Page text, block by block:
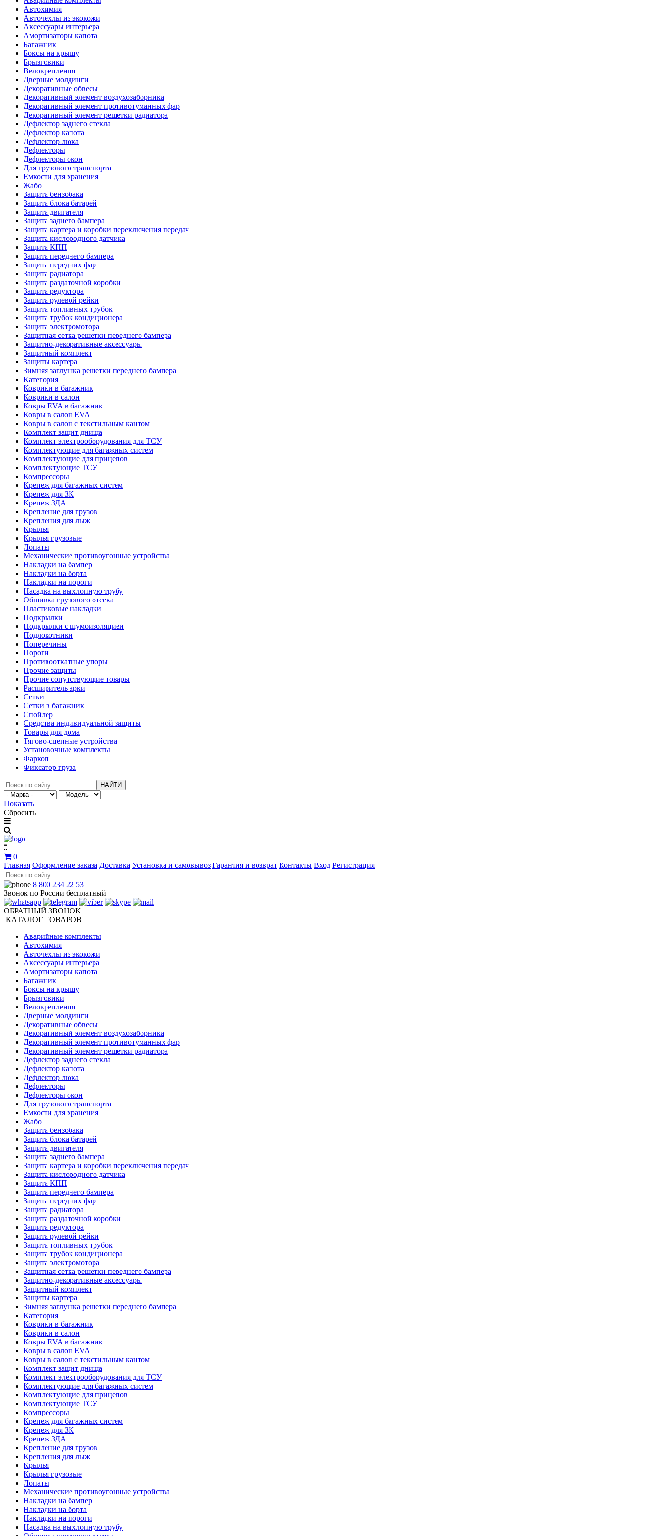
Автохимия
Авточехлы из экокожи
Аксессуары интерьера
Амортизаторы капота
Багажник
Боксы на крышу
Брызговики
Велокрепления
Дверные молдинги
Декоративные обвесы
Декоративный элемент воздухозаборника
Декоративный элемент противотуманных фар
Декоративный элемент решетки радиатора
Дефлектор заднего стекла
Дефлектор капота
Дефлектор люка
Дефлекторы
Дефлекторы окон
Для грузового транспорта
Емкости для хранения
Жабо
Защита бензобака
Защита блока батарей
Защита двигателя
Защита заднего бампера
Защита картера и коробки переключения передач
Защита кислородного датчика
Защита КПП
Защита переднего бампера
Защита передних фар
Защита радиатора
Защита раздаточной коробки
Защита редуктора
Защита рулевой рейки
Защита топливных трубок
Защита трубок кондиционера
Защита электромотора
Защитная сетка решетки переднего бампера
Защитно-декоративные аксессуары
Защитный комплект
Защиты картера
Зимняя заглушка решетки переднего бампера
Категория
Коврики в багажник
Коврики в салон
Ковры EVA в багажник
Ковры в салон EVA
Ковры в салон с текстильным кантом
Комплект защит днища
Комплект электрооборудования для ТСУ
Комплектующие для багажных систем
Комплектующие для прицепов
Комплектующие ТСУ
Компрессоры
Крепеж для багажных систем
Крепеж для ЗК
Крепеж ЗДА
Крепление для грузов
Крепления для лыж
Крылья
Крылья грузовые
Лопаты
Механические противоугонные устройства
Накладки на бампер
Накладки на борта
Накладки на пороги
Насадка на выхлопную трубу
Обшивка грузового отсека
Пластиковые накладки
Подкрылки
Подкрылки с шумоизоляцией
Подлокотники
Поперечины
Пороги
Противооткатные упоры
Прочие защиты
Прочие сопутствующие товары
Расширитель арки
Сетки
Сетки в багажник
Спойлер
Средства индивидуальной защиты
Товары для дома
Тягово-сцепные устройства
Установочные комплекты
Фаркоп
Фиксатор груза
НАЙТИ
Показать
Сбросить
0
Главная Оформление заказа Доставка Установка и самовывоз Гарантия и возврат Контакты Вход Регистрация
8 800 234 22 53
Звонок по России бесплатный
ОБРАТНЫЙ ЗВОНОК
КАТАЛОГ ТОВАРОВ
Аварийные комплекты
Автохимия
Авточехлы из экокожи
Аксессуары интерьера
Амортизаторы капота
Багажник
Боксы на крышу
Брызговики
Велокрепления
Дверные молдинги
Декоративные обвесы
Декоративный элемент воздухозаборника
Декоративный элемент противотуманных фар
Декоративный элемент решетки радиатора
Дефлектор заднего стекла
Дефлектор капота
Дефлектор люка
Дефлекторы
Дефлекторы окон
Для грузового транспорта
Емкости для хранения
Жабо
Защита бензобака
Защита блока батарей
Защита двигателя
Защита заднего бампера
Защита картера и коробки переключения передач
Защита кислородного датчика
Защита КПП
Защита переднего бампера
Защита передних фар
Защита радиатора
Защита раздаточной коробки
Защита редуктора
Защита рулевой рейки
Защита топливных трубок
Защита трубок кондиционера
Защита электромотора
Защитная сетка решетки переднего бампера
Защитно-декоративные аксессуары
Защитный комплект
Защиты картера
Зимняя заглушка решетки переднего бампера
Категория
Коврики в багажник
Коврики в салон
Ковры EVA в багажник
Ковры в салон EVA
Ковры в салон с текстильным кантом
Комплект защит днища
Комплект электрооборудования для ТСУ
Комплектующие для багажных систем
Комплектующие для прицепов
Комплектующие ТСУ
Компрессоры
Крепеж для багажных систем
Крепеж для ЗК
Крепеж ЗДА
Крепление для грузов
Крепления для лыж
Крылья
Крылья грузовые
Лопаты
Механические противоугонные устройства
Накладки на бампер
Накладки на борта
Накладки на пороги
Насадка на выхлопную трубу